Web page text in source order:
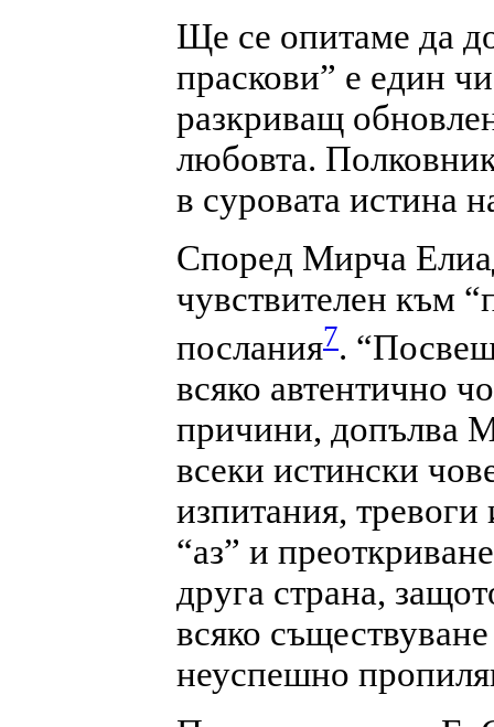
Ще се опитаме да
праскови” е един
разкриващ
любовта.
в суровата истина
Според Мирча
чувствителен към
послания7.
всяко автентично
причини, допълва
всеки истински
изпитания, тревоги
“аз” и
друга страна,
всяко
неуспешно